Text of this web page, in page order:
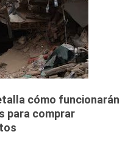
cómo funcionarán
para comprar